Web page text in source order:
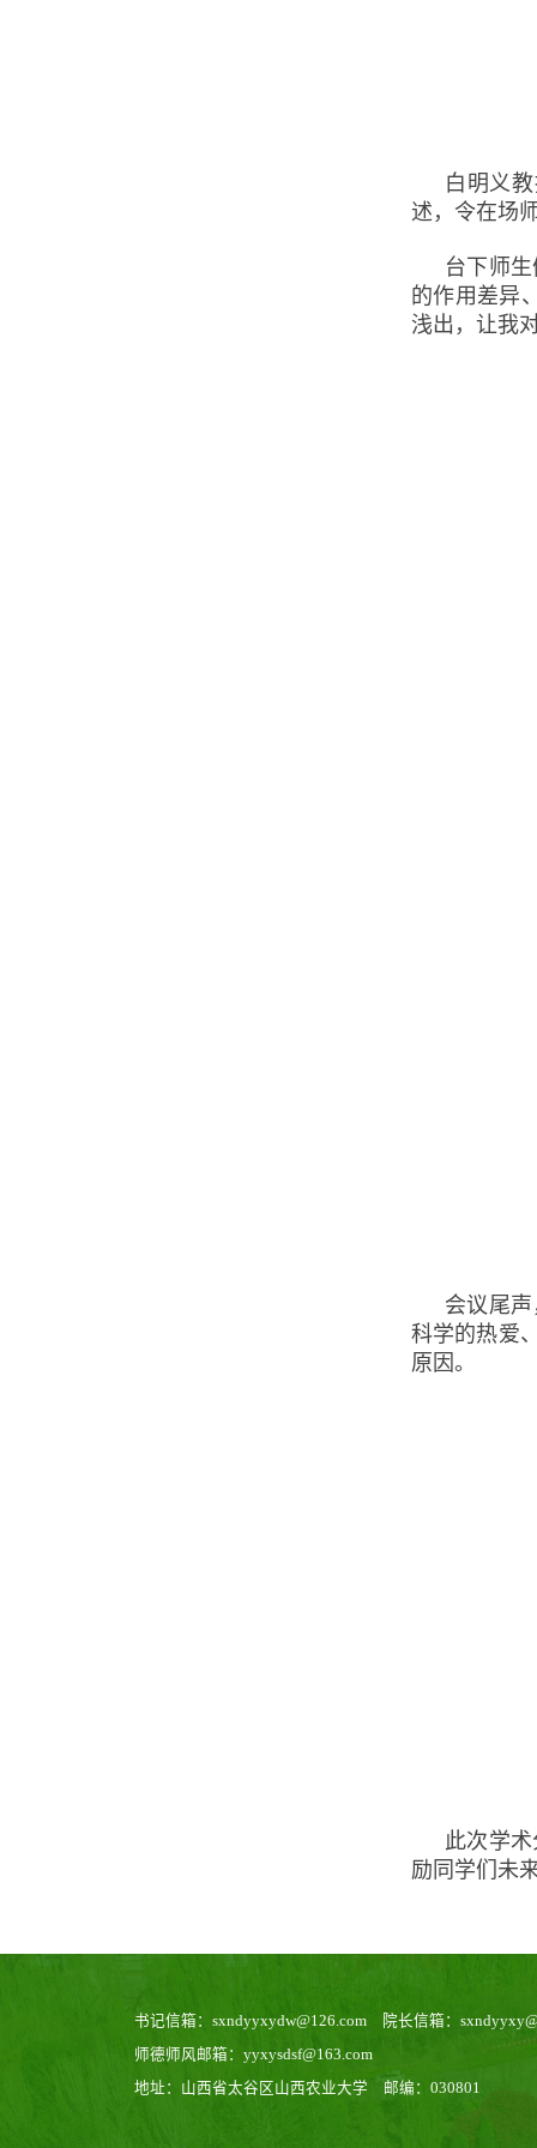
白明义
述，令在场
台下师
的作用差异
浅出，让我
会议尾
科学的热爱
原因。
此次学
励同学们未
书记信箱：sxndyyxydw@126.com 院长信箱：
师德师风邮箱：yyxysdsf@163.com
地址：山西省太谷区山西农业大学 邮编：030801